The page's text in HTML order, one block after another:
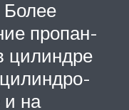
Более
пропан-
цилиндре
и на